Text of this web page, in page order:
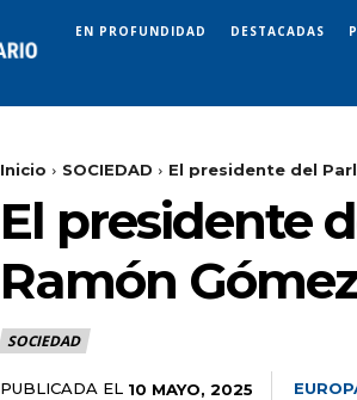
EN PROFUNDIDAD DESTACADAS
Inicio SOCIEDAD El presidente del
El presidente
Ramón
SOCIEDAD
PUBLICADA EL 10 MAYO, 2025